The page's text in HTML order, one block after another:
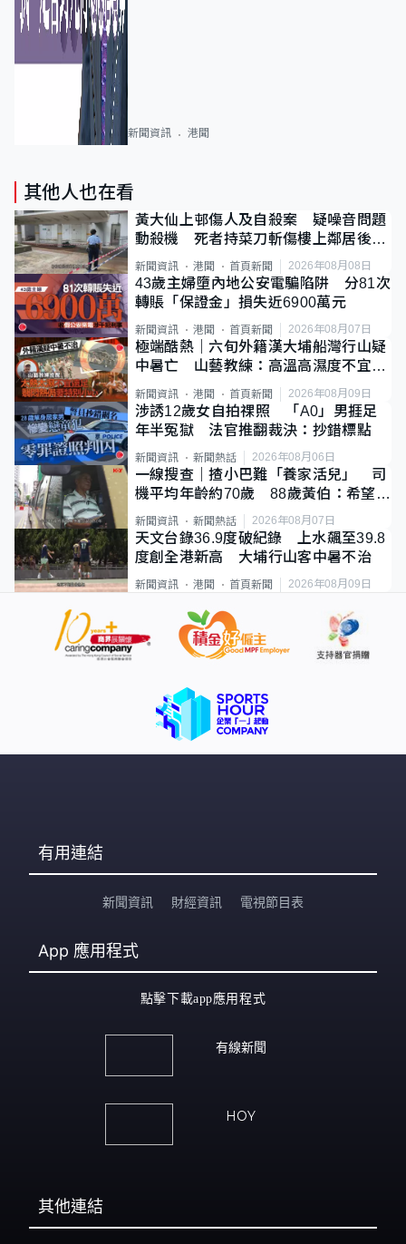
新聞資訊 港聞
其他人也在看
黃大仙上邨傷人及自殺案 疑噪音問題
動殺機 死者持菜刀斬傷樓上鄰居後墮
斃
新聞資訊 港聞 首頁新聞 2026年08月08日
43歲主婦墮內地公安電騙陷阱 分81次
轉賬「保證金」損失近6900萬元
新聞資訊 港聞 首頁新聞 2026年08月07日
極端酷熱｜六旬外籍漢大埔船灣行山疑
中暑亡 山藝教練：高溫高濕度不宜遠
新聞資訊 港聞 首頁新聞 2026年08月09日
涉誘12歲女自拍祼照 「A0」男捱足
年半冤獄 法官推翻裁決：抄錯標點
新聞資訊 新聞熱話 2026年08月06日
一線搜查｜揸小巴難「養家活兒」 司
機平均年齡約70歲 88歲黃伯：希望一
直揸落去
新聞資訊 新聞熱話 2026年08月07日
天文台錄36.9度破紀錄 上水飆至39.8
度創全港新高 大埔行山客中暑不治
新聞資訊 港聞 首頁新聞 2026年08月09日
有用連結
新聞資訊 財經資訊 電視節目表
App 應用程式
點擊下載app應用程式
有線新聞
HOY
其他連結